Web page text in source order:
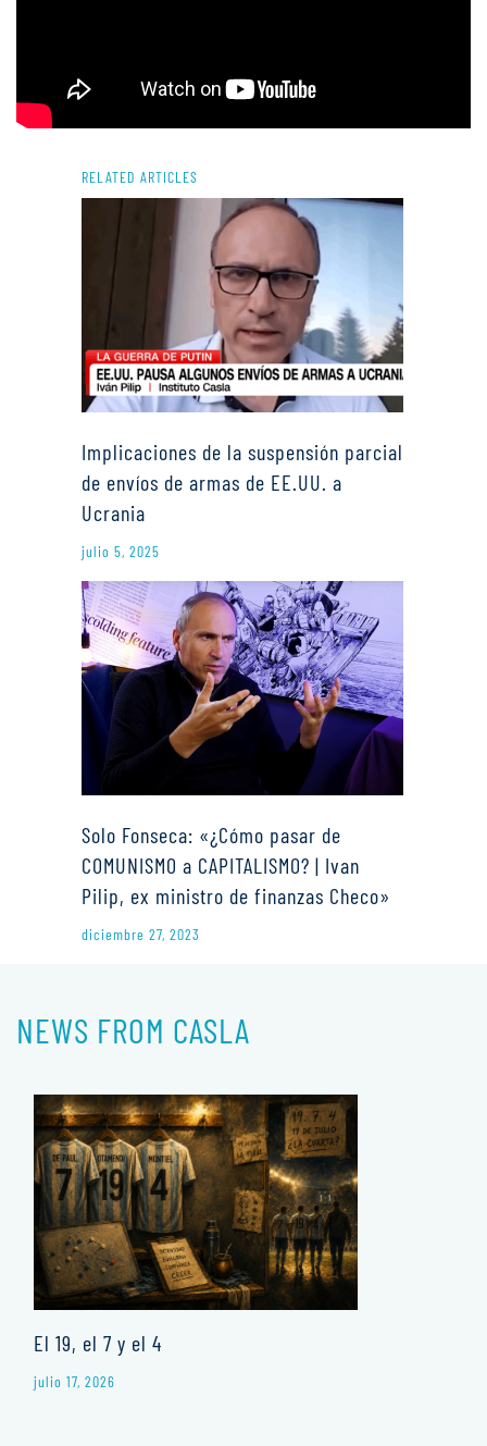
RELATED ARTICLES
Implicaciones de la suspensión parcial
de envíos de armas de EE.UU. a
Ucrania
julio 5, 2025
Solo Fonseca: «¿Cómo pasar de
COMUNISMO a CAPITALISMO? | Ivan
Pilip, ex ministro de finanzas Checo»
diciembre 27, 2023
NEWS FROM CASLA
El 19, el 7 y el 4
julio 17, 2026